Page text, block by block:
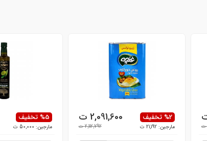
%2 تخفیف
مارجین: 21,192 ت
2,091,600 ت
2,112,792 ت
%5 تخفیف
مارجین: 50,000 ت